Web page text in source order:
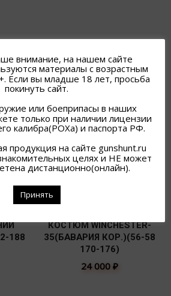
ТОВАРЫ
188
КОСТЮМ WINCHESTER-
35(БАВАРИЯ КОР.)(56-58
170-176)
24 000 ₽
внимание, на нашем сайте
материалы с возрастным
Если вы младше 18 лет, просьба
покинуть сайт.
или боеприпасы в наших
только при наличии лицензии
калибра(РОХа) и паспорта РФ.
продукция на сайте gunshunt.ru
целях и НЕ может
дистанционно(онлайн).
Принять